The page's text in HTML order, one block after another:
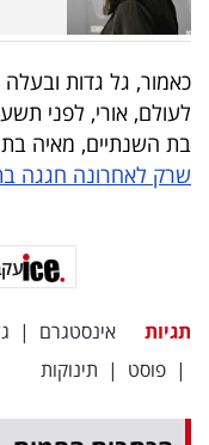
עקבו
כאמור, גל גדות ובעלה
לעולם, אורי, לפני
בת השנתיים, מאיה בת ה-6 ובתה הבכורה אלמה
שרק לאחרונה חגגה
תגיות אינסטגרם |
| פוסט | תינוקות